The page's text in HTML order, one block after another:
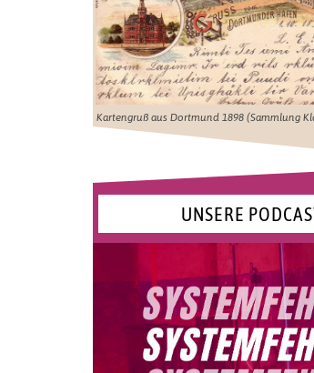
Kartengruß aus Dortmund 1898 (Sammlung
UNSERE